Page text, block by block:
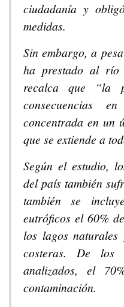
ciudadanía y
medidas.
Sin embargo, a
ha prestado al río
recalca que “la
consecuencias
concentrada en un
que se extiende a
Según el estudio,
del país también
también se
eutróficos el 60%
los lagos
costeras. De los
analizados, el
contaminación.